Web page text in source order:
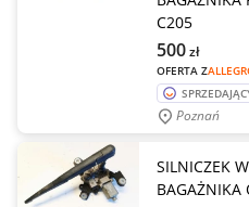
C205
OFERTA Z
500zł
Poznań
SILNICZEK
BAGAŻNIKA